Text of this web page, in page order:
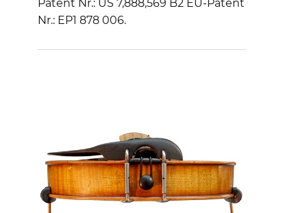
Patent Nr.: US 7,888,569 B2 EU-Patent
Nr.: EP1 878 006.